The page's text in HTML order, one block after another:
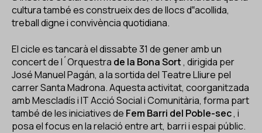
cultura també es construeix des de llocs d‟acollida,
treball digne i convivència quotidiana.
El cicle es tancarà el dissabte 31 de gener amb un
concert de l´Orquestra de la Bona Sort, dirigida per
José Manuel Pagán, a la sortida del Teatre Lliure pel
carrer Santa Madrona. Aquesta activitat, coorganitzada
amb Mescladís i IT Acció Social i Comunitària, forma part
també de les iniciatives de Fem Barri del Poble-sec, i
posa el focus en la relació entre art, barri i espai públic.